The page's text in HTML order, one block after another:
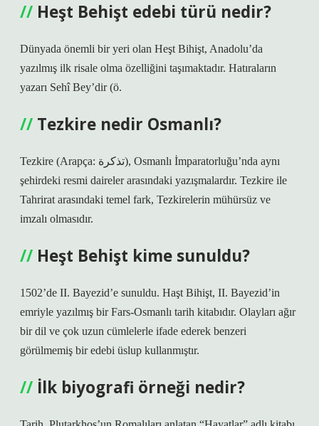
Heşt Behişt edebi türü nedir?
Dünyada önemli bir yeri olan Heşt Bihişt, Anadolu’da
yazılmış ilk risale olma özelliğini taşımaktadır. Hatıraların
yazarı Sehî Bey’dir (ö.
Tezkire nedir Osmanlı?
Tezkire (Arapça: تذكرة), Osmanlı İmparatorluğu’nda aynı
şehirdeki resmi daireler arasındaki yazışmalardır. Tezkire ile
Tahrirat arasındaki temel fark, Tezkirelerin mühürsüz ve
imzalı olmasıdır.
Heşt Behişt kime sunuldu?
1502’de II. Bayezid’e sunuldu. Haşt Bihişt, II. Bayezid’in
emriyle yazılmış bir Fars-Osmanlı tarih kitabıdır. Olayları ağır
bir dil ve çok uzun cümlelerle ifade ederek benzeri
görülmemiş bir edebi üslup kullanmıştır.
İlk biyografi örneği nedir?